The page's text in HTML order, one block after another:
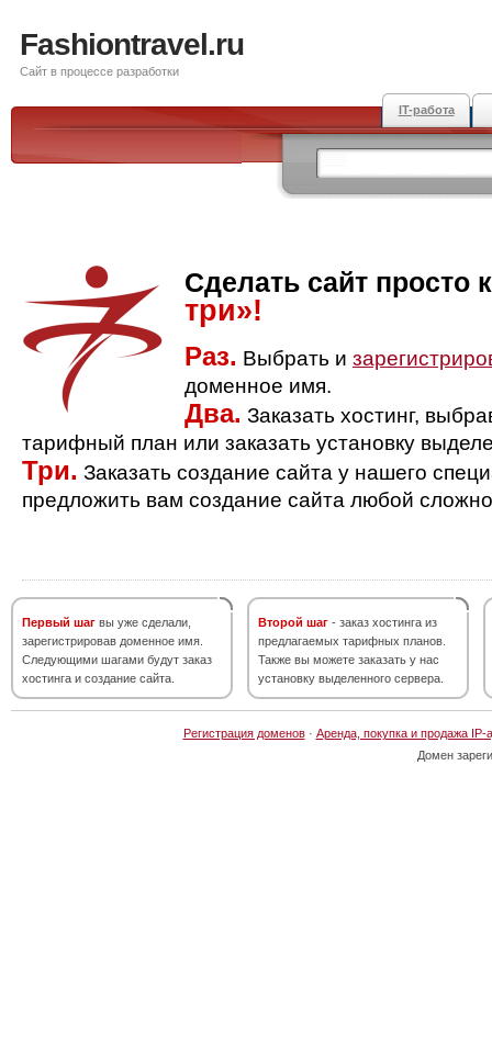
Fashiontravel.ru
Сайт в процессе разработки
IT-работа
Сделать сайт просто
три»!
Раз. Выбрать и
доменное имя.
Два. Заказать хостинг,
тарифный план или заказать установку
Три. Заказать создание сайта у нашего
предложить вам создание сайта любой
Первый шаг вы уже сделали,
зарегистрировав доменное имя.
Следующими шагами будут заказ
хостинга и создание сайта.
Второй шаг - заказ хостинга из
предлагаемых тарифных планов.
Также вы можете заказать у нас
установку выделенного сервера.
Регистрация доменов· Аренда, покупка и продажа IP-
Домен